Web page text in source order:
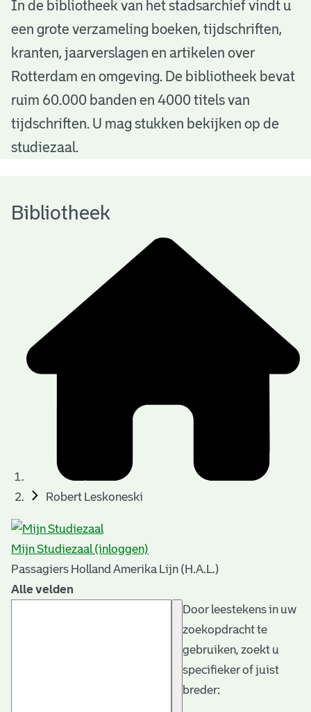
B
b
o
h
In de bibliotheek van het stadsarchief vindt u
een grote verzameling boeken, tijdschriften,
kranten, jaarverslagen en artikelen over
Rotterdam en omgeving. De bibliotheek bevat
ruim 60.000 banden en 4000 titels van
tijdschriften. U mag stukken bekijken op de
studiezaal.
Bibliotheek
Robert Leskoneski
Mijn Studiezaal (inloggen)
Passagiers Holland Amerika Lijn (H.A.L.)
Alle velden
Door leestekens in uw
zoekopdracht te
gebruiken, zoekt u
specifieker of juist
breder: